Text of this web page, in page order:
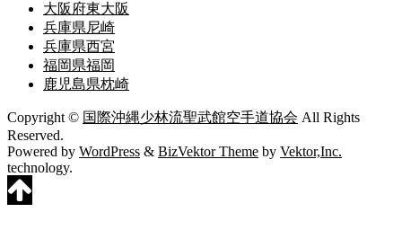
大阪府東大阪
兵庫県尼崎
兵庫県西宮
福岡県福岡
鹿児島県枕崎
Copyright © 国際沖縄少林流聖武館空手道協会 All Rights
Reserved.
Powered by WordPress & BizVektor Theme by Vektor,Inc.
technology.